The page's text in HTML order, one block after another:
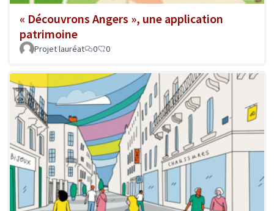
« Découvrons Angers », une application
patrimoine
Projet lauréat 0 0